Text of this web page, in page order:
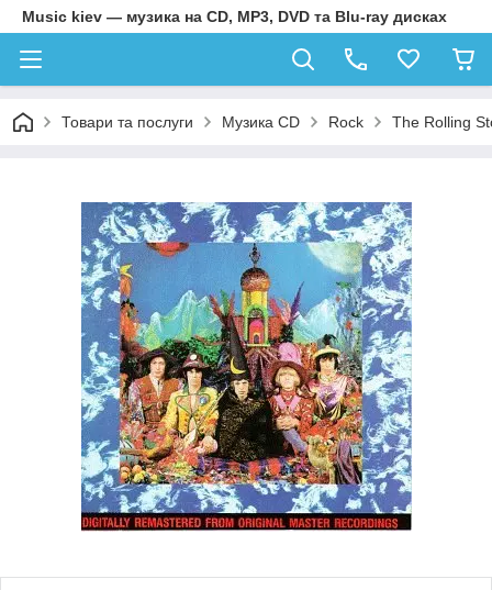
Music kiev — музика на CD, MP3, DVD та Blu-ray дисках
Товари та послуги Музика CD Rock The Rolling